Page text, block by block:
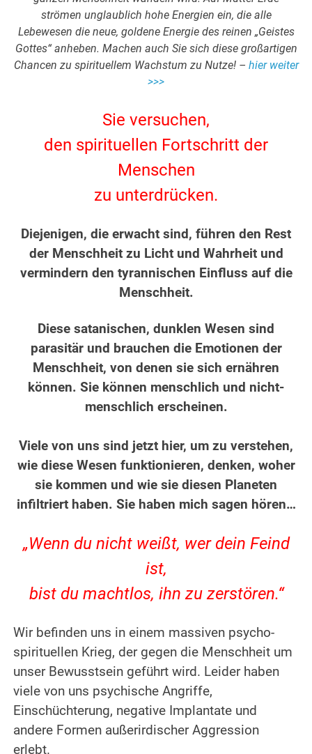
strömen unglaublich hohe Energien ein, die alle
Lebewesen die neue, goldene Energie des reinen „Geistes
Gottes“ anheben. Machen auch Sie sich diese großartigen
Chancen zu spirituellem Wachstum zu Nutze! – hier weiter
>>>
Sie versuchen,
den spirituellen Fortschritt der
Menschen
zu unterdrücken.
Diejenigen, die erwacht sind, führen den Rest
der Menschheit zu Licht und Wahrheit und
vermindern den tyrannischen Einfluss auf die
Menschheit.
Diese satanischen, dunklen Wesen sind
parasitär und brauchen die Emotionen der
Menschheit, von denen sie sich ernähren
können. Sie können menschlich und nicht-
menschlich erscheinen.
Viele von uns sind jetzt hier, um zu verstehen,
wie diese Wesen funktionieren, denken, woher
sie kommen und wie sie diesen Planeten
infiltriert haben. Sie haben mich sagen hören…
„Wenn du nicht weißt, wer dein Feind
ist,
bist du machtlos, ihn zu zerstören.“
Wir befinden uns in einem massiven psycho-
spirituellen Krieg, der gegen die Menschheit um
unser Bewusstsein geführt wird. Leider haben
viele von uns psychische Angriffe,
Einschüchterung, negative Implantate und
andere Formen außerirdischer Aggression
erlebt.